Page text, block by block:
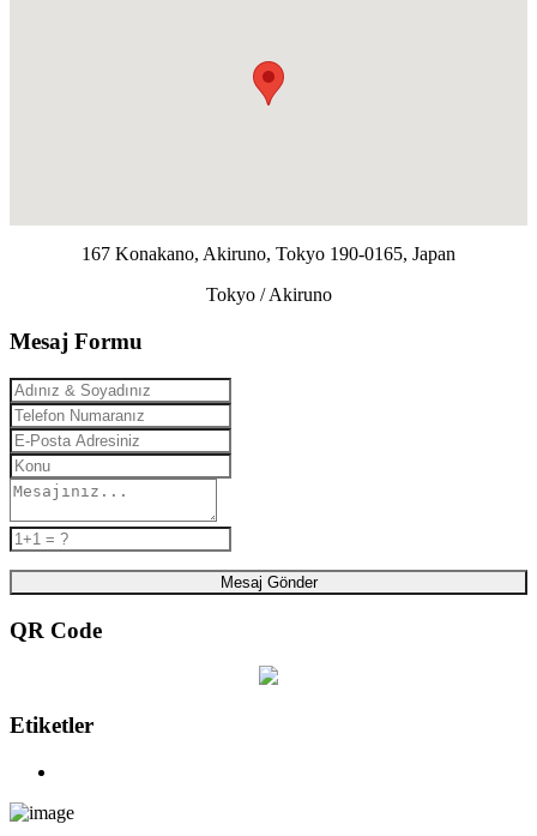
167 Konakano, Akiruno, Tokyo 190-0165, Japan
Tokyo / Akiruno
Mesaj Formu
Mesaj Gönder
QR Code
Etiketler